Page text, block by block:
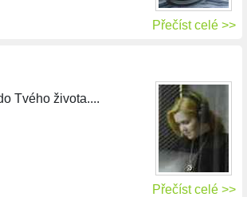
Přečíst celé >>
Tvého života....
Přečíst celé >>